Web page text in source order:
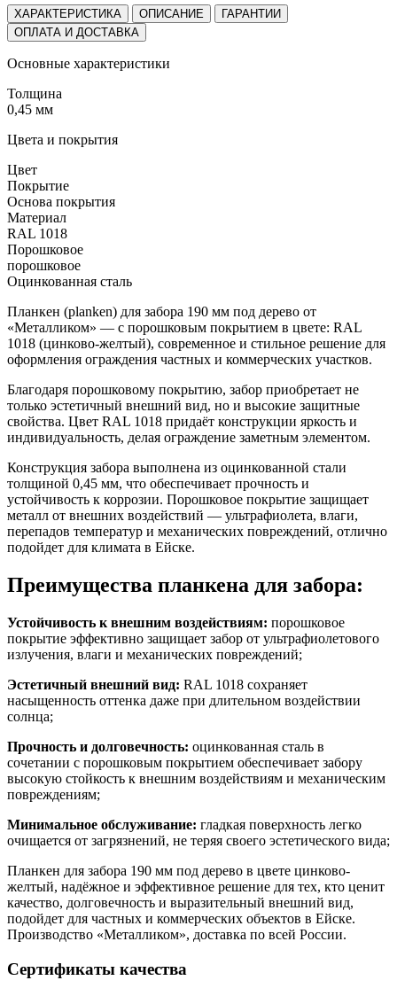
ХАРАКТЕРИСТИКА ОПИСАНИЕ
ГАРАНТИИ
ОПЛАТА И ДОСТАВКА
Основные характеристики
Толщина
0,45 мм
Цвета и покрытия
Цвет
Покрытие
Основа покрытия
Материал
RAL 1018
Порошковое
порошковое
Оцинкованная сталь
Планкен (planken) для забора 190 мм под дерево от
«Металликом» — с порошковым покрытием в цвете: RAL
1018 (цинково-желтый), современное и стильное решение для
оформления ограждения частных и коммерческих участков.
Благодаря порошковому покрытию, забор приобретает не
только эстетичный внешний вид, но и высокие защитные
свойства. Цвет RAL 1018 придаёт конструкции яркость и
индивидуальность, делая ограждение заметным элементом.
Конструкция забора выполнена из оцинкованной стали
толщиной 0,45 мм, что обеспечивает прочность и
устойчивость к коррозии. Порошковое покрытие защищает
металл от внешних воздействий — ультрафиолета, влаги,
перепадов температур и механических повреждений, отлично
подойдет для климата в Ейске.
Преимущества планкена для забора:
Устойчивость к внешним воздействиям: порошковое
покрытие эффективно защищает забор от ультрафиолетового
излучения, влаги и механических повреждений;
Эстетичный внешний вид: RAL 1018 сохраняет
насыщенность оттенка даже при длительном воздействии
солнца;
Прочность и долговечность: оцинкованная сталь в
сочетании с порошковым покрытием обеспечивает забору
высокую стойкость к внешним воздействиям и механическим
повреждениям;
Минимальное обслуживание: гладкая поверхность легко
очищается от загрязнений, не теряя своего эстетического вида;
Планкен для забора 190 мм под дерево в цвете цинково-
желтый, надёжное и эффективное решение для тех, кто ценит
качество, долговечность и выразительный внешний вид,
подойдет для частных и коммерческих объектов в Ейске.
Производство «Металликом», доставка по всей России.
Сертификаты качества